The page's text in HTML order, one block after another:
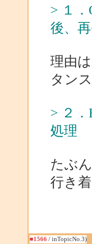
> １
後、
理由
タン
> ２
処理
たぶ
行き
■1566 / inTopicNo.3)